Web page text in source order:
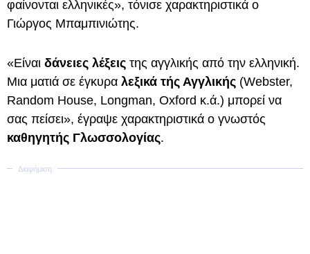
φαίνονται ελληνικές», τόνισε χαρακτηριστικά ο
Γιώργος Μπαμπινιώτης.
«Είναι δάνειες λέξεις της αγγλικής από την ελληνική.
Μια ματιά σε έγκυρα λεξικά τής Αγγλικής (Webster,
Random House, Longman, Oxford κ.ά.) μπορεί να
σας πείσει», έγραψε χαρακτηριστικά ο γνωστός
καθηγητής Γλωσσολογίας.